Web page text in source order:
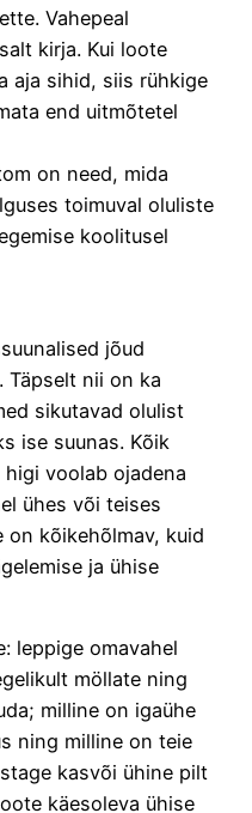
Vahepeal
kirja. Kui loote
aja sihid, siis rühkige
end uitmõtetel
on need, mida
toimuval oluliste
koolitusel
jõud
Täpselt nii on ka
sikutavad olulist
ise suunas. Kõik
voolab ojadena
ühes või teises
on kõikehõlmav, kuid
ja ühise
leppige omavahel
möllate ning
milline on igaühe
ning milline on teie
kasvõi ühine pilt
käesoleva ühise